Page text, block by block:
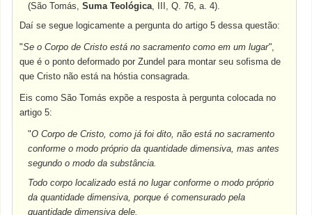
(São Tomás,Suma Teológica, III, Q. 76, a. 4).
Daí se segue logicamente a pergunta do artigo 5 dessa questão:
"Se o Corpo de Cristo está no sacramento como em um lugar",
que é o ponto deformado por Zundel para montar seu sofisma de
que Cristo não está na hóstia consagrada.
Eis como São Tomás expõe a resposta à pergunta colocada no
artigo 5:
"O Corpo de Cristo, como já foi dito, não está no sacramento
conforme o modo próprio da quantidade dimensiva, mas antes
segundo o modo da substância.
Todo corpo localizado está no lugar conforme o modo próprio
da quantidade dimensiva, porque é comensurado pela
quantidade dimensiva dele.